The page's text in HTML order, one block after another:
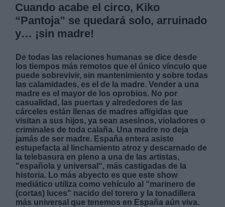
Cuando acabe el circo, Kiko
“Pantoja” se quedará solo, arruinado
y… ¡sin madre!
De todas las relaciones humanas se dice desde
los tiempos más remotos que el único vínculo que
puede sobrevivir, sin mantenimiento y sobre todas
las calamidades, es el de la madre. Vender a una
madre es el mayor de los oprobios. No por
casualidad, las puertas y alrededores de las
cárceles están llenas de madres afligidas que
visitan a sus hijos, ya sean asesinos, violadores o
criminales de toda calaña. Una madre no deja
jamás de ser madre. España entera asiste
estupefacta al linchamiento atroz y descarnado de
la telebasura en pleno a una de las artistas,
"española y universal“, más castigadas de la
historia. Lo más abyecto es que este show
mediático utiliza como vehículo al “marinero de
(cortas) luces" nacido del torero y la tonadillera
más universal que tenemos en España aún viva.